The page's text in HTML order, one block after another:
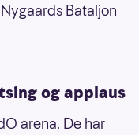
hvilke lag
Bataljon
og applaus
arena. De har